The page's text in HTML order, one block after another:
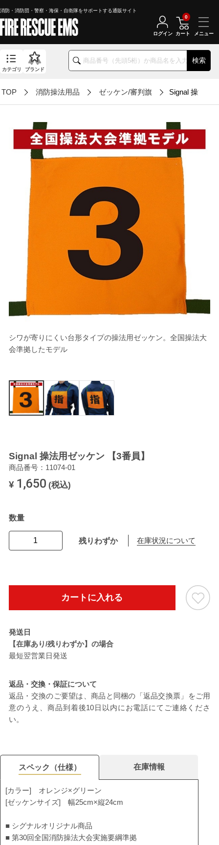
消防・消防団・警察・海保・自衛隊をサポートする通販サイト
検索
カテゴリ ブランド
ログイン カート
0
TOP 消防操法用品 ゼッケン/審判旗 Signal 操法用
シワが寄りにくい台形タイプの操法用ゼッケン。全国操法大
会準拠したモデル
Signal 操法用ゼッケン 【3番員】
商品番号：11074-01
¥ 1,650 (税込)
数量
残りわずか 在庫状況について
カートに入れる
発送日
【在庫あり/残りわずか】の場合
最短翌営業日発送
返品・交換・保証について
返品・交換のご要望は、商品と同梱の「返品交換票」をご用
意のうえ、商品到着後10日以内にお電話にてご連絡くださ
い。
スペック（仕様） 在庫情報
[カラー] オレンジ×グリーン
[ゼッケンサイズ] 幅25cm×縦24cm
■ シグナルオリジナル商品
■ 第30回全国消防操法大会実施要綱準拠